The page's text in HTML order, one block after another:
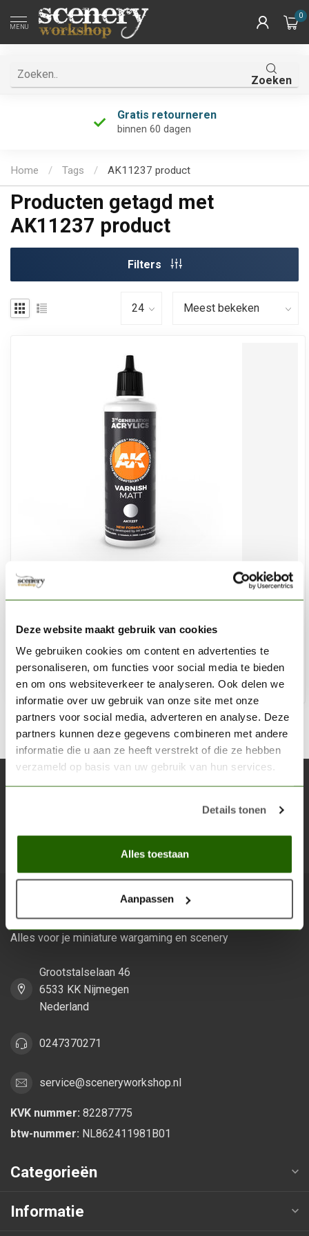
Deze website maakt gebruik van cookies
We gebruiken cookies om content en advertenties te
personaliseren, om functies voor social media te bieden
en om ons websiteverkeer te analyseren. Ook delen we
informatie over uw gebruik van onze site met onze
partners voor social media, adverteren en analyse. Deze
partners kunnen deze gegevens combineren met andere
informatie die u aan ze heeft verstrekt of die ze hebben
verzameld op basis van uw gebruik van hun services.
Details tonen
Alles toestaan
Aanpassen
MENU
0
Zoeken
Gratis retourneren
binnen 60 dagen
Home / Tags / AK11237 product
Producten getagd met
AK11237 product
Filters
AK INTERACTIVE
Matt Varnish 3rd generation - 100ml - AK11237
€7,95
Op voorraad
Abonneer je op onze nieuwsbrief
Blijf op de hoogte over onze laatste acties
Scenery Workshop BV
Alles voor je miniature wargaming en scenery
Grootstalselaan 46
6533 KK Nijmegen
Nederland
0247370271
service@sceneryworkshop.nl
KVK nummer: 82287775
btw-nummer: NL862411981B01
Categorieën
Informatie